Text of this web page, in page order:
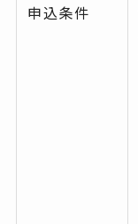
申込条件